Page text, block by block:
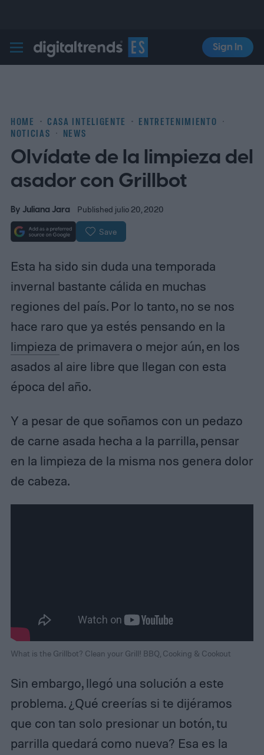
Digital Trends Español
Sign In
HOME CASA INTELIGENTE
ENTRETENIMIENTO
NOTICIAS
NEWS
Olvídate de la limpieza del
asador con Grillbot
ByJuliana Jara Published julio 20, 2020
Save
Esta ha sido sin duda una temporada
invernal bastante cálida en muchas
regiones del país. Por lo tanto, no se nos
hace raro que ya estés pensando en la
limpieza de primavera o mejor aún, en los
asados al aire libre que llegan con esta
época del año.
Y a pesar de que soñamos con un pedazo
de carne asada hecha a la parrilla, pensar
en la limpieza de la misma nos genera dolor
de cabeza.
What is the Grillbot? Clean your Grill! BBQ, Cooking & Cookout
Sin embargo, llegó una solución a este
problema. ¿Qué creerías si te dijéramos
que con tan solo presionar un botón, tu
parrilla quedará como nueva? Esa es la